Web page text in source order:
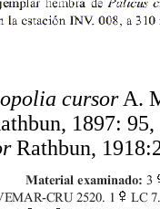
cursorA.
1897: 95,
Rathbun,